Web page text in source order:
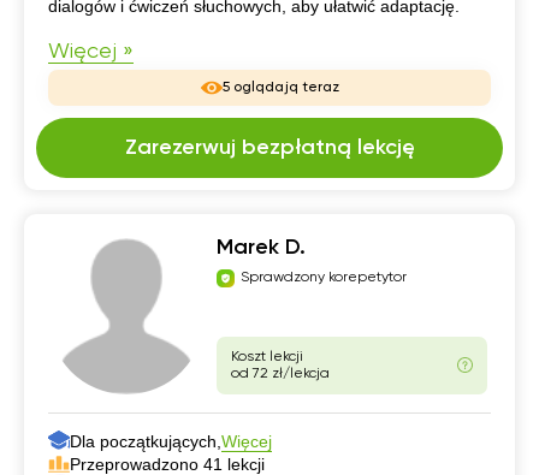
dialogów i ćwiczeń słuchowych, aby ułatwić adaptację.
Więcej »
5 oglądają teraz
Zarezerwuj bezpłatną lekcję
Marek D.
Sprawdzony korepetytor
Koszt lekcji
od 72 zł/lekcja
Dla początkujących, Więcej
Przeprowadzono 41 lekcji